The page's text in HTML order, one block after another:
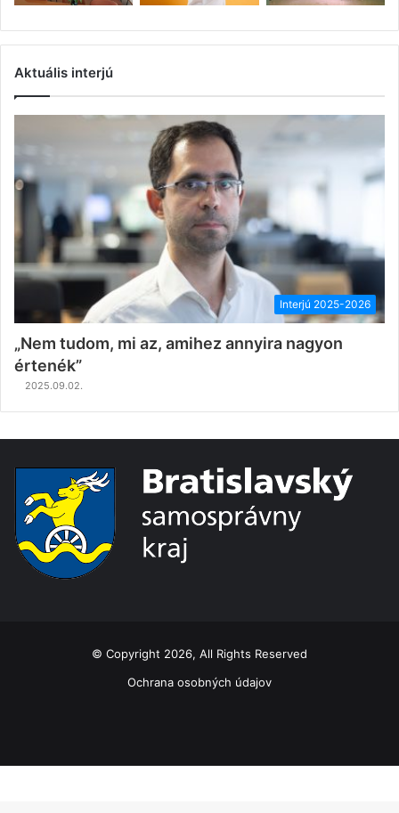
Aktuális interjú
Interjú 2025-2026
„Nem tudom, mi az, amihez annyira nagyon
értenék”
2025.09.02.
© Copyright 2026, All Rights Reserved
Ochrana osobných údajov